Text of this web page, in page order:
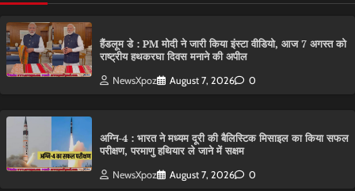
हैंडलूम डे : PM मोदी ने जारी किया इंस्टा वीडियो, आज 7 अगस्त को
राष्ट्रीय हथकरघा दिवस मनाने की अपील
NewsXpoz August 7, 2026 0
अग्नि-4 : भारत ने मध्यम दूरी की बैलिस्टिक मिसाइल का किया सफल
परीक्षण, परमाणु हथियार ले जाने में सक्षम
NewsXpoz August 7, 2026 0